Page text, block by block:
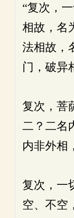
“复次，
相故，名
法相故，
门，破异
复次，菩
二？二名
内非外相
复次，一
空、不空